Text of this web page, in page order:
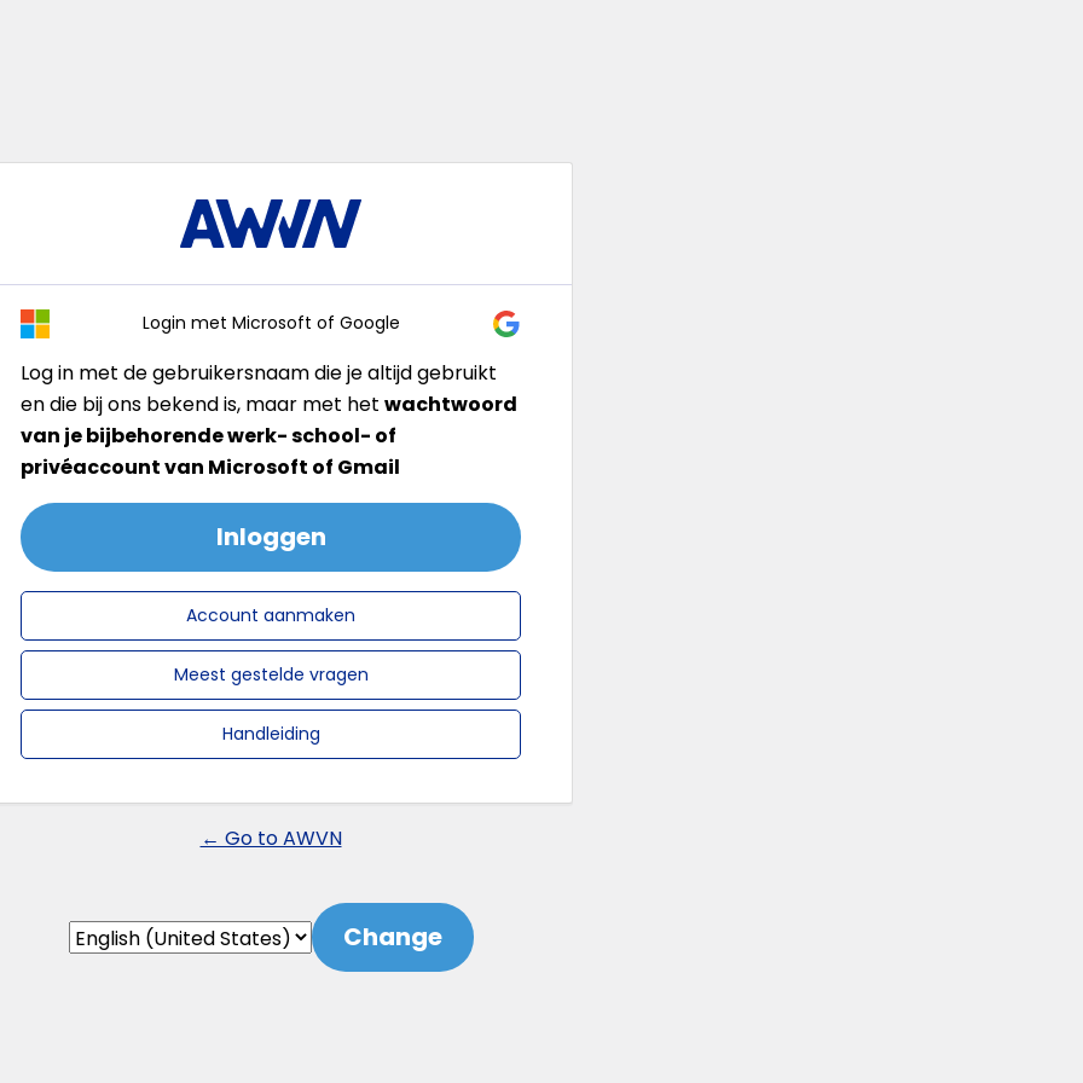
Login met Microsoft of Google
Log in met de gebruikersnaam die je altijd gebruikt
en die bij ons bekend is, maar met het wachtwoord
van je bijbehorende werk- school- of
privéaccount van Microsoft of Gmail
Inloggen
Account aanmaken
Meest gestelde vragen
Handleiding
← Go to AWVN
Language